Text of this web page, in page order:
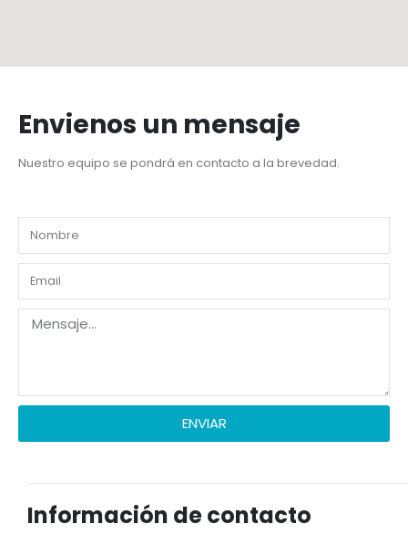
Envienos un mensaje
Nuestro equipo se pondrá en contacto a la brevedad.
ENVIAR
Información de contacto